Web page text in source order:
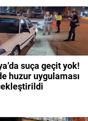
suça geçit yok!
huzur uygulaması